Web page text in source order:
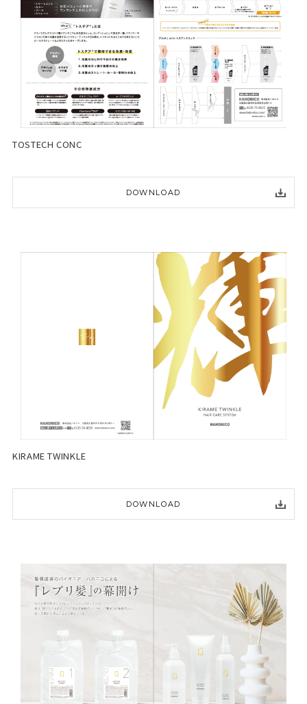
TOSTECH CONC
DOWNLOAD
KIRAME TWINKLE
DOWNLOAD